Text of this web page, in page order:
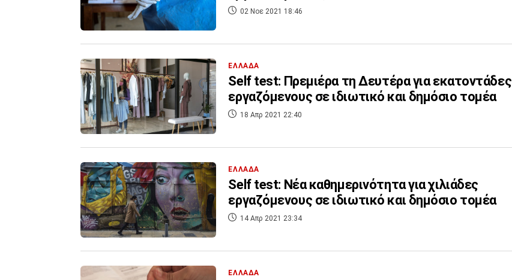
02 Νοε 2021 18:46
ΕΛΛΑΔΑ
Self test: Πρεμιέρα τη Δευτέρα για εκατοντάδες
εργαζόμενους σε ιδιωτικό και δημόσιο τομέα
18 Απρ 2021 22:40
ΕΛΛΑΔΑ
Self test: Νέα καθημερινότητα για χιλιάδες
εργαζόμενους σε ιδιωτικό και δημόσιο τομέα
14 Απρ 2021 23:34
ΕΛΛΑΔΑ